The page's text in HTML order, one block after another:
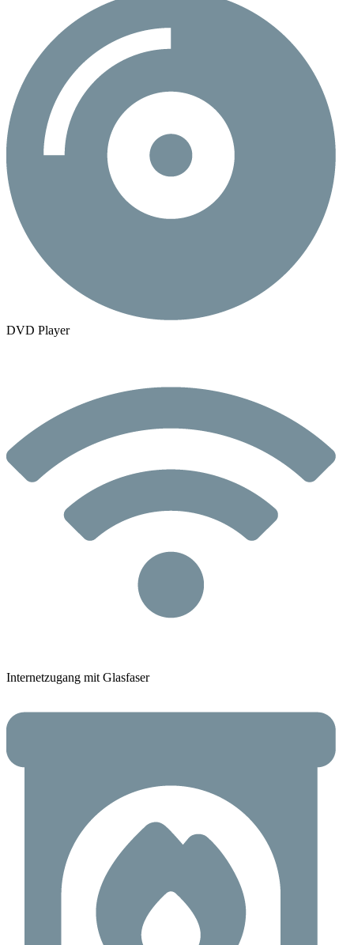
DVD Player
Internetzugang mit Glasfaser